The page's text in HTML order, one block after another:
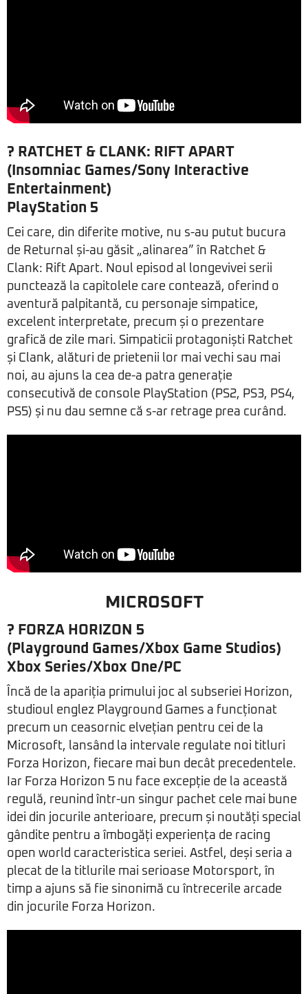
? RATCHET & CLANK: RIFT APART
(Insomniac Games/Sony Interactive
Entertainment)
PlayStation 5
Cei care, din diferite motive, nu s-au putut bucura
de Returnal și-au găsit „alinarea” în Ratchet &
Clank: Rift Apart. Noul episod al longevivei serii
punctează la capitolele care contează, oferind o
aventură palpitantă, cu personaje simpatice,
excelent interpretate, precum și o prezentare
grafică de zile mari. Simpaticii protagoniști Ratchet
și Clank, alături de prietenii lor mai vechi sau mai
noi, au ajuns la cea de-a patra generație
consecutivă de console PlayStation (PS2, PS3, PS4,
PS5) și nu dau semne că s-ar retrage prea curând.
MICROSOFT
? FORZA HORIZON 5
(Playground Games/Xbox Game Studios)
Xbox Series/Xbox One/PC
Încă de la apariția primului joc al subseriei Horizon,
studioul englez Playground Games a funcționat
precum un ceasornic elvețian pentru cei de la
Microsoft, lansând la intervale regulate noi titluri
Forza Horizon, fiecare mai bun decât precedentele.
Iar Forza Horizon 5 nu face excepție de la această
regulă, reunind într-un singur pachet cele mai bune
idei din jocurile anterioare, precum și noutăți special
gândite pentru a îmbogăți experiența de racing
open world caracteristica seriei. Astfel, deși seria a
plecat de la titlurile mai serioase Motorsport, în
timp a ajuns să fie sinonimă cu întrecerile arcade
din jocurile Forza Horizon.